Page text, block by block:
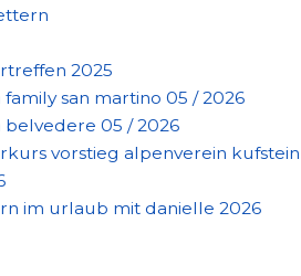
2025
san martino 05 / 2026
belvedere 05 / 2026
vorstieg alpenverein kufstein
im urlaub mit danielle 2026